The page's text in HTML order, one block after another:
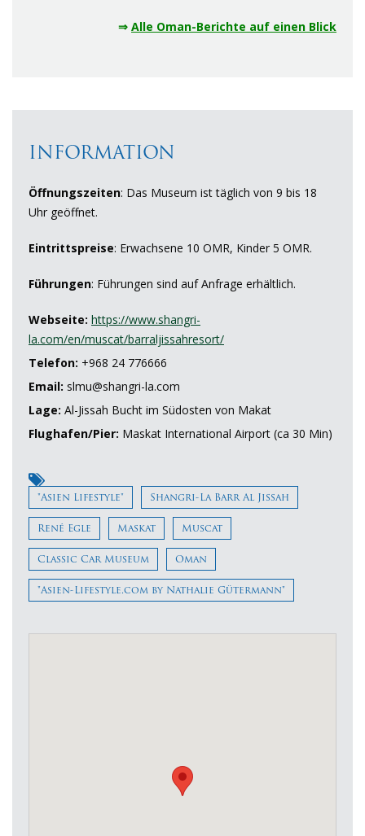
⇒ Alle Oman-Berichte auf einen Blick
INFORMATION
Öffnungszeiten: Das Museum ist täglich von 9 bis 18
Uhr geöffnet.
Eintrittspreise: Erwachsene 10 OMR, Kinder 5 OMR.
Führungen: Führungen sind auf Anfrage erhältlich.
Webseite: https://www.shangri-
la.com/en/muscat/barraljissahresort/
Telefon: +968 24 776666
Email: slmu@shangri-la.com
Lage: Al-Jissah Bucht im Südosten von Makat
Flughafen/Pier: Maskat International Airport (ca 30 Min)
"Asien Lifestyle" Shangri-La Barr Al Jissah
René Egle Maskat Muscat
Classic Car Museum Oman
"Asien-Lifestyle.com by Nathalie Gütermann"